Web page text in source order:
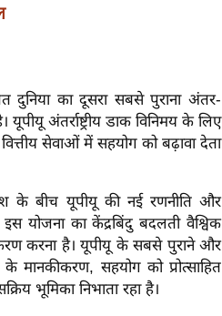
दुनिया का दूसरा सबसे पुराना अंतर-
अंतर्राष्ट्रीय डाक विनिमय के लिए
सेवाओं में सहयोग को बढ़ावा देता
के बीच यूपीयू की नई रणनीति और
इस योजना का केंद्रबिंदु बदलती वैश्विक
करना है। यूपीयू के सबसे पुराने और
मानकीकरण, सहयोग को प्रोत्साहित
भूमिका निभाता रहा है।